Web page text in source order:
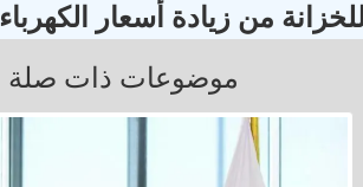
من زيادة أسعار الكهرباء
موضوعات ذات صلة